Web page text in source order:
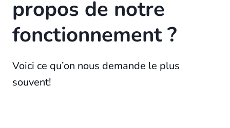
propos de notre
fonctionnement ?
Voici ce qu’on nous demande le plus
souvent!